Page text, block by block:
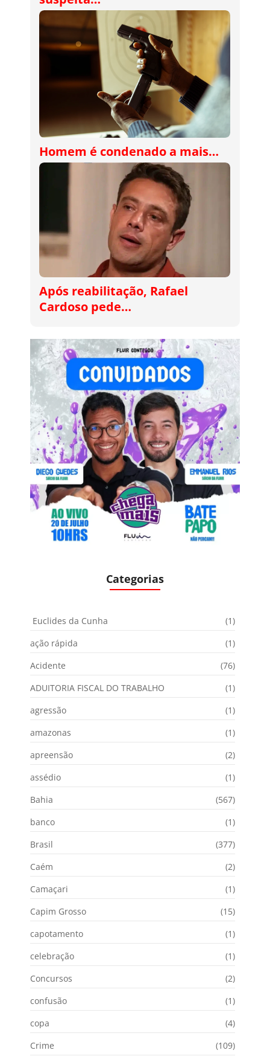
Homem é condenado a mais…
Após reabilitação, Rafael
Cardoso pede…
Categorias
Euclides da Cunha
(1)
ação rápida
(1)
Acidente
(76)
ADUITORIA FISCAL DO TRABALHO
(1)
agressão
(1)
amazonas
(1)
apreensão
(2)
assédio
(1)
Bahia
(567)
banco
(1)
Brasil
(377)
Caém
(2)
Camaçari
(1)
Capim Grosso
(15)
capotamento
(1)
celebração
(1)
Concursos
(2)
confusão
(1)
copa
(4)
Crime
(109)